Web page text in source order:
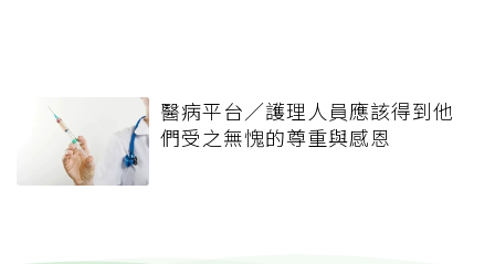
醫病平台／護理人員應該得到他
們受之無愧的尊重與感恩